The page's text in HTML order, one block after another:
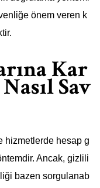
önem veren k
Kar
Sav
hizmetlerde hesap g
Ancak, gizlili
bazen sorgulanab